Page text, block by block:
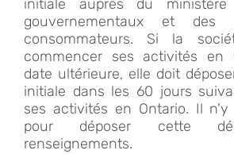
initiale auprès du ministère
gouvernementaux et des
consommateurs. Si la
commencer ses activités en
date ultérieure, elle doit
initiale dans les 60 jours
ses activités en Ontario. Il
pour déposer cette
renseignements.